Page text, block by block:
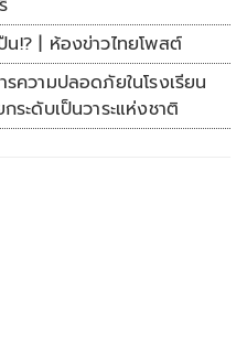
!? | ห้องข่าวไทยโพสต์
ความปลอดภัยในโรงเรียน
ระดับเป็นวาระแห่งชาติ